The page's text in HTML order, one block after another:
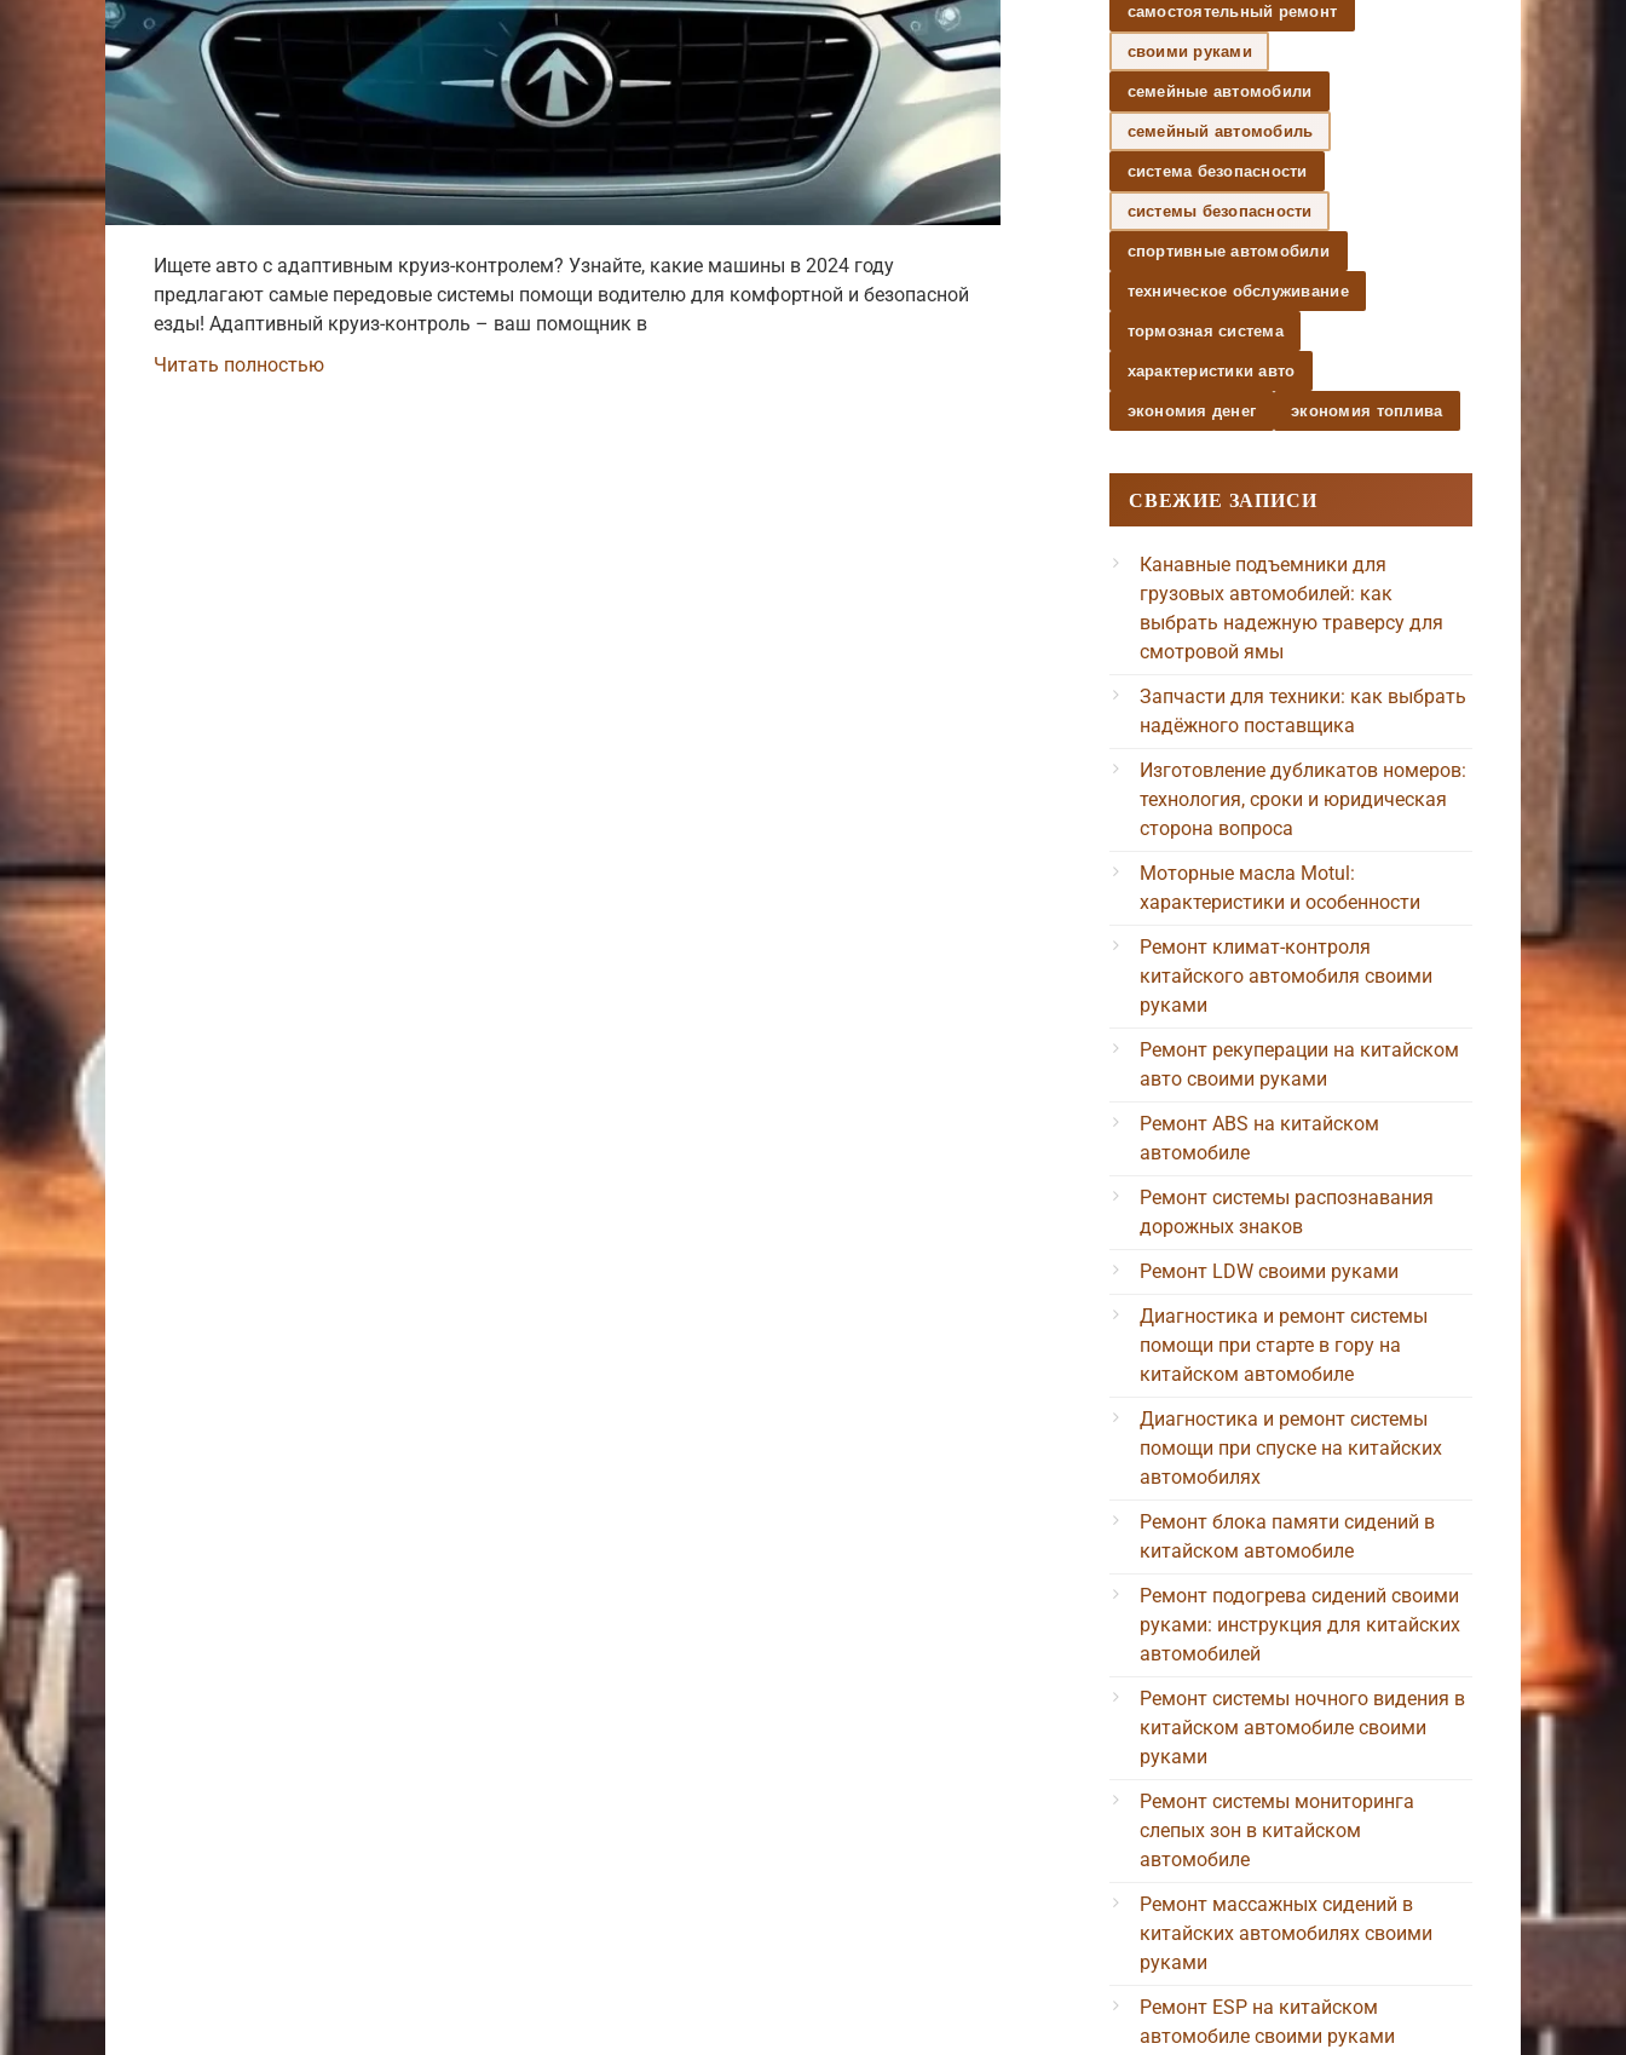
Ищете авто с адаптивным круиз-контролем? Узнайте, какие машины в 2024 году
предлагают самые передовые системы помощи водителю для комфортной и безопасной
езды! Адаптивный круиз-контроль – ваш помощник в
Читать полностью
самостоятельный ремонт
своими руками
семейные автомобили
семейный автомобиль
система безопасности
системы безопасности
спортивные автомобили
техническое обслуживание
тормозная система
характеристики авто
экономия денег экономия топлива
СВЕЖИЕ ЗАПИСИ
Канавные подъемники для
грузовых автомобилей: как
выбрать надежную траверсу для
смотровой ямы
Запчасти для техники: как выбрать
надёжного поставщика
Изготовление дубликатов номеров:
технология, сроки и юридическая
сторона вопроса
Моторные масла Motul:
характеристики и особенности
Ремонт климат-контроля
китайского автомобиля своими
руками
Ремонт рекуперации на китайском
авто своими руками
Ремонт ABS на китайском
автомобиле
Ремонт системы распознавания
дорожных знаков
Ремонт LDW своими руками
Диагностика и ремонт системы
помощи при старте в гору на
китайском автомобиле
Диагностика и ремонт системы
помощи при спуске на китайских
автомобилях
Ремонт блока памяти сидений в
китайском автомобиле
Ремонт подогрева сидений своими
руками: инструкция для китайских
автомобилей
Ремонт системы ночного видения в
китайском автомобиле своими
руками
Ремонт системы мониторинга
слепых зон в китайском
автомобиле
Ремонт массажных сидений в
китайских автомобилях своими
руками
Ремонт ESP на китайском
автомобиле своими руками